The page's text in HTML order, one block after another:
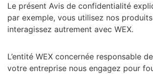
Le présent Avis de confidentialité
par exemple, vous utilisez nos
interagissez autrement avec WEX.
L’entité WEX concernée responsable
votre entreprise nous engagez pour